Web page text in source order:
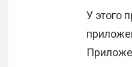
У этого